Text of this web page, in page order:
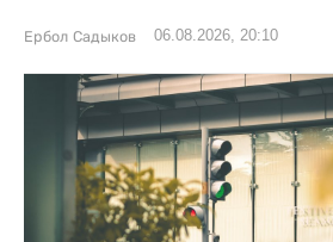
Ербол Садыков 06.08.2026, 20:10